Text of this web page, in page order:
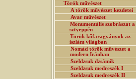
Török művészet
A török művészet kezdetei
Avar művészet
Monumentális szobrászat a
sztyeppén
Török kőfaragványok az
iszlám világban
Nomád török művészet a
modern Iránban
Szeldzsuk dzsámik
Szeldzsuk medreszék I
Szeldzsuk medreszék II